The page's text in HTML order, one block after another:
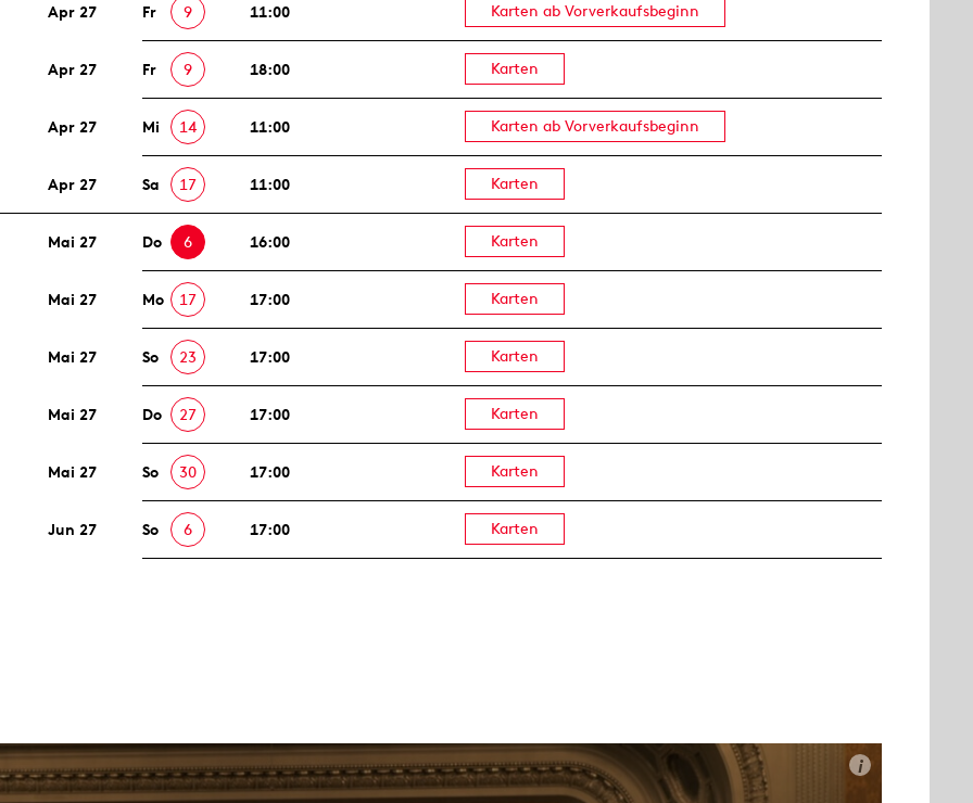
Apr 27 Fr 9 11:00 Karten ab Vorverkaufsbeginn
Apr 27 Fr 9 18:00 Karten
Apr 27 Mi 14 11:00 Karten ab Vorverkaufsbeginn
Apr 27 Sa 17 11:00 Karten
Mai 27 Do 6 16:00 Karten
Mai 27 Mo 17 17:00 Karten
Mai 27 So 23 17:00 Karten
Mai 27 Do 27 17:00 Karten
Mai 27 So 30 17:00 Karten
Jun 27 So 6 17:00 Karten
i